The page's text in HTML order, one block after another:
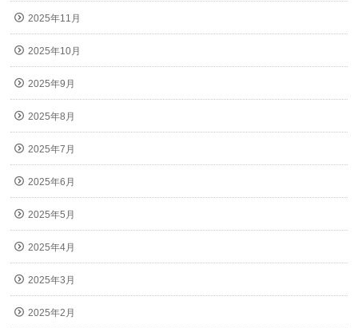
2025年11月
2025年10月
2025年9月
2025年8月
2025年7月
2025年6月
2025年5月
2025年4月
2025年3月
2025年2月